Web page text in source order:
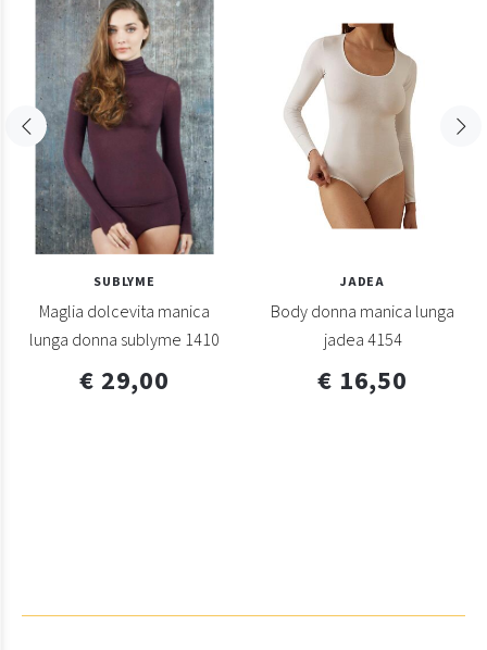
SUBLYME
Maglia dolcevita manica
lunga donna sublyme 1410
€ 29,00
JADEA
Body donna manica lunga
jadea 4154
€ 16,50